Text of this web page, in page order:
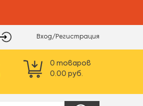
Вход/Регистрация
0 товаров
0.00 руб.